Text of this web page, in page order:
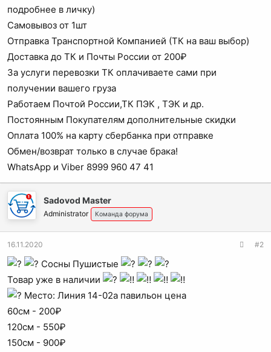
подробнее в личку)
Самовывоз от 1шт
Отправка Транспортной Компанией (ТК на ваш выбор)
Доставка до ТК и Почты России от 200₽
За услуги перевозки ТК оплачиваете сами при
получении вашего груза
Работаем Почтой России,ТК ПЭК , ТЭК и др.
Постоянным Покупателям дополнительные скидки
Оплата 100% на карту сбербанка при отправке
Обмен/возврат только в случае брака!
WhatsApp и Viber 8999 960 47 41
Sadovod Master
Administrator Команда форума
16.11.2020 #2
Сосны Пушистые
Товар уже в наличии
Место: Линия 14-02а павильон цена
60см - 200₽
120см - 550₽
150см - 900₽